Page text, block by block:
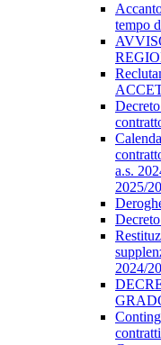
tempo
a.s.
2025/
2024/